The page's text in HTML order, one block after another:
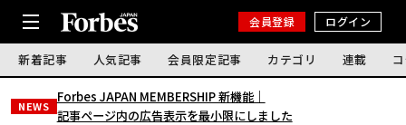
会員登録 ログイン
新着記事 人気記事 会員限定記事 カテゴリ 連載
NEWS
Forbes JAPAN MEMBERSHIP 新機能｜
記事ページ内の広告表示を最小限にしました